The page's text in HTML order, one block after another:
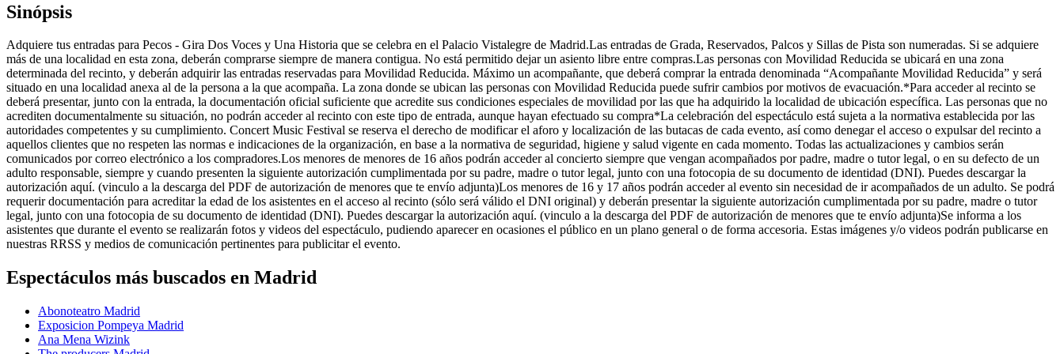
Sinópsis
Adquiere tus entradas para Pecos - Gira Dos Voces y Una Historia que se celebra en el Palacio Vistalegre de Madrid.Las entradas de Grada, Reservados, Palcos y Sillas de Pista son numeradas. Si se adquiere
más de una localidad en esta zona, deberán comprarse siempre de manera contigua. No está permitido dejar un asiento libre entre compras.Las personas con Movilidad Reducida se ubicará en una zona
determinada del recinto, y deberán adquirir las entradas reservadas para Movilidad Reducida. Máximo un acompañante, que deberá comprar la entrada denominada “Acompañante Movilidad Reducida” y será
situado en una localidad anexa al de la persona a la que acompaña. La zona donde se ubican las personas con Movilidad Reducida puede sufrir cambios por motivos de evacuación.*Para acceder al recinto se
deberá presentar, junto con la entrada, la documentación oficial suficiente que acredite sus condiciones especiales de movilidad por las que ha adquirido la localidad de ubicación específica. Las personas que no
acrediten documentalmente su situación, no podrán acceder al recinto con este tipo de entrada, aunque hayan efectuado su compra*La celebración del espectáculo está sujeta a la normativa establecida por las
autoridades competentes y su cumplimiento. Concert Music Festival se reserva el derecho de modificar el aforo y localización de las butacas de cada evento, así como denegar el acceso o expulsar del recinto a
aquellos clientes que no respeten las normas e indicaciones de la organización, en base a la normativa de seguridad, higiene y salud vigente en cada momento. Todas las actualizaciones y cambios serán
comunicados por correo electrónico a los compradores.Los menores de menores de 16 años podrán acceder al concierto siempre que vengan acompañados por padre, madre o tutor legal, o en su defecto de un
adulto responsable, siempre y cuando presenten la siguiente autorización cumplimentada por su padre, madre o tutor legal, junto con una fotocopia de su documento de identidad (DNI). Puedes descargar la
autorización aquí. (vinculo a la descarga del PDF de autorización de menores que te envío adjunta)Los menores de 16 y 17 años podrán acceder al evento sin necesidad de ir acompañados de un adulto. Se podrá
requerir documentación para acreditar la edad de los asistentes en el acceso al recinto (sólo será válido el DNI original) y deberán presentar la siguiente autorización cumplimentada por su padre, madre o tutor
legal, junto con una fotocopia de su documento de identidad (DNI). Puedes descargar la autorización aquí. (vinculo a la descarga del PDF de autorización de menores que te envío adjunta)Se informa a los
asistentes que durante el evento se realizarán fotos y videos del espectáculo, pudiendo aparecer en ocasiones el público en un plano general o de forma accesoria. Estas imágenes y/o videos podrán publicarse en
nuestras RRSS y medios de comunicación pertinentes para publicitar el evento.
Espectáculos más buscados en Madrid
Abonoteatro Madrid
Exposicion Pompeya Madrid
Ana Mena Wizink